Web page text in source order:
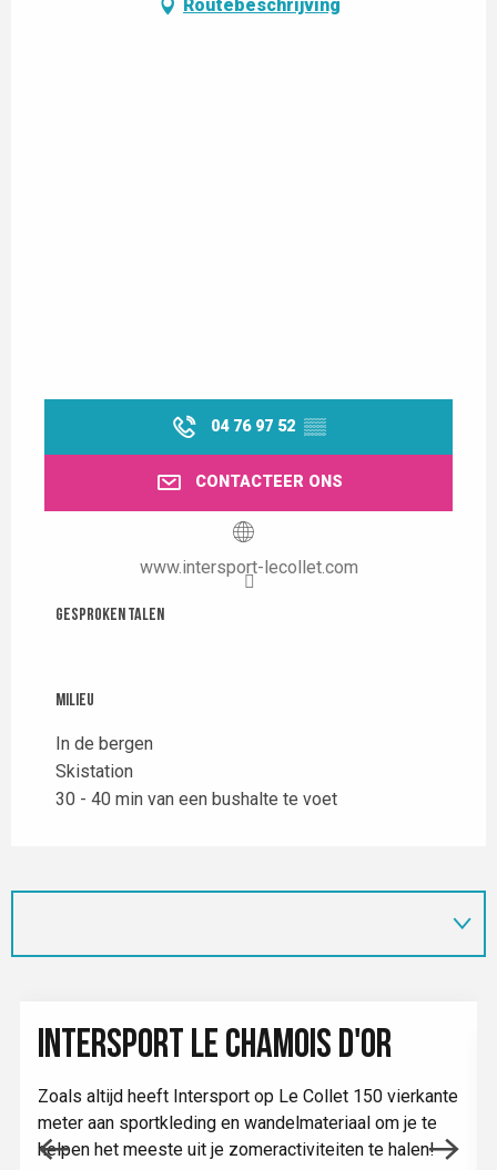
Routebeschrijving
04 76 97 52 ▒▒
CONTACTEER ONS
www.intersport-lecollet.com
Gesproken talen
Gesproken talen
Milieu
Milieu
In de bergen
Skistation
30 - 40 min van een bushalte te voet
INTERSPORT LE CHAMOIS D'OR
Zoals altijd heeft Intersport op Le Collet 150 vierkante
meter aan sportkleding en wandelmateriaal om je te
helpen het meeste uit je zomeractiviteiten te halen!